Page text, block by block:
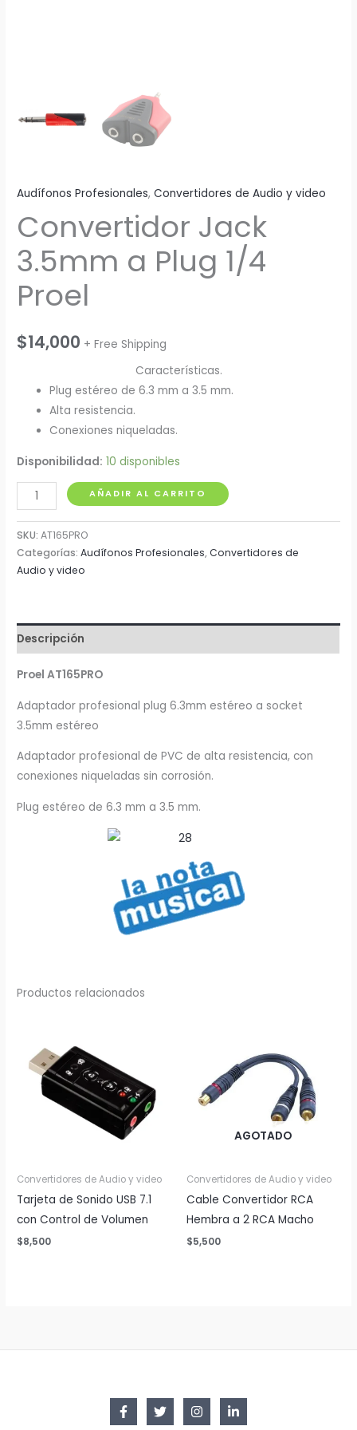
Audífonos Profesionales,Convertidores de Audio y video
Convertidor Jack
3.5mm a Plug 1/4
Proel
$14,000 + Free Shipping
Características.
Plug estéreo de 6.3 mm a 3.5 mm.
Alta resistencia.
Conexiones niqueladas.
Disponibilidad: 10 disponibles
Convertidor
Jack
3.5mm
a
Plug
cantidad
AÑADIR AL CARRITO
SKU:AT165PRO
Categorías:Audífonos Profesionales,Convertidores de
Audio y video
Descripción
Proel AT165PRO
Adaptador profesional plug 6.3mm estéreo a socket
3.5mm estéreo
Adaptador profesional de PVC de alta resistencia, con
conexiones niqueladas sin corrosión.
Plug estéreo de 6.3 mm a 3.5 mm.
Productos relacionados
Convertidores de Audio y video
Tarjeta de Sonido USB 7.1
con Control de Volumen
$8,500
AGOTADO
Convertidores de Audio y video
Cable Convertidor RCA
Hembra a 2 RCA Macho
$5,500